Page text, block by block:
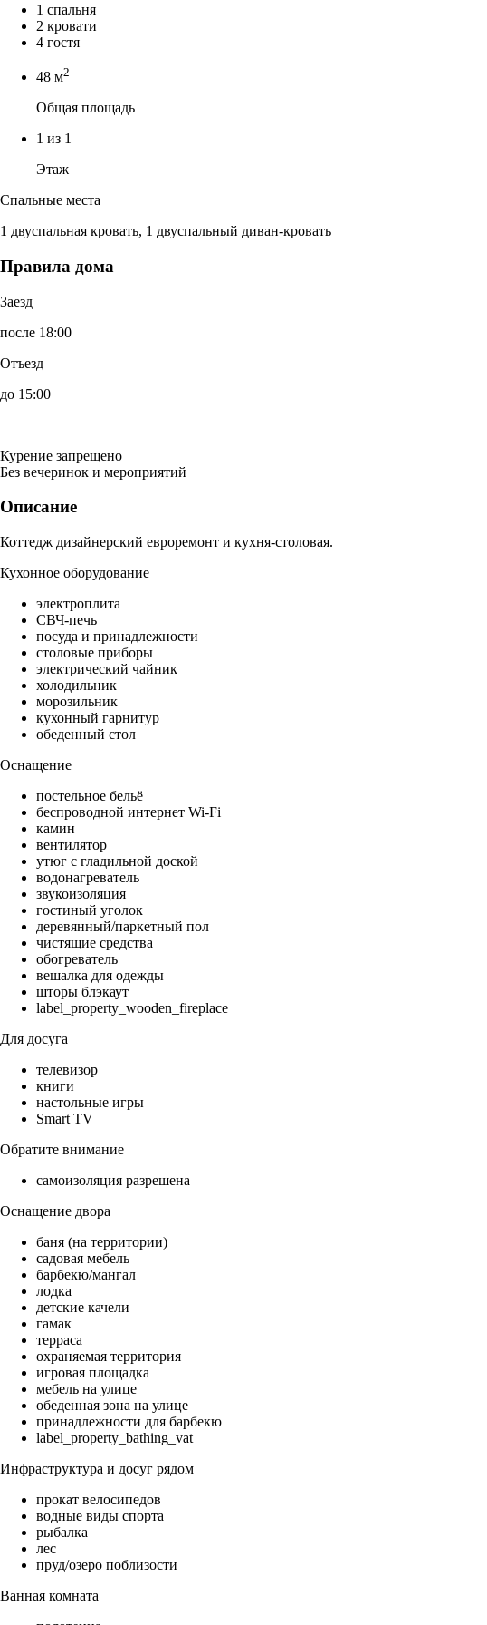
1 спальня
2 кровати
4 гостя
48 м2
Общая площадь
1 из 1
Этаж
Спальные места
1 двуспальная кровать, 1 двуспальный диван-кровать
Правила дома
Заезд
после 18:00
Отъезд
до 15:00
Курение запрещено
Без вечеринок и мероприятий
Описание
Коттедж дизайнерский евроремонт и кухня-столовая.
Кухонное оборудование
электроплита
СВЧ-печь
посуда и принадлежности
столовые приборы
электрический чайник
холодильник
морозильник
кухонный гарнитур
обеденный стол
Оснащение
постельное бельё
беспроводной интернет Wi-Fi
камин
вентилятор
утюг с гладильной доской
водонагреватель
звукоизоляция
гостиный уголок
деревянный/паркетный пол
чистящие средства
обогреватель
вешалка для одежды
шторы блэкаут
label_property_wooden_fireplace
Для досуга
телевизор
книги
настольные игры
Smart TV
Обратите внимание
самоизоляция разрешена
Оснащение двора
баня (на территории)
садовая мебель
барбекю/мангал
лодка
детские качели
гамак
терраса
охраняемая территория
игровая площадка
мебель на улице
обеденная зона на улице
принадлежности для барбекю
label_property_bathing_vat
Инфраструктура и досуг рядом
прокат велосипедов
водные виды спорта
рыбалка
лес
пруд/озеро поблизости
Ванная комната